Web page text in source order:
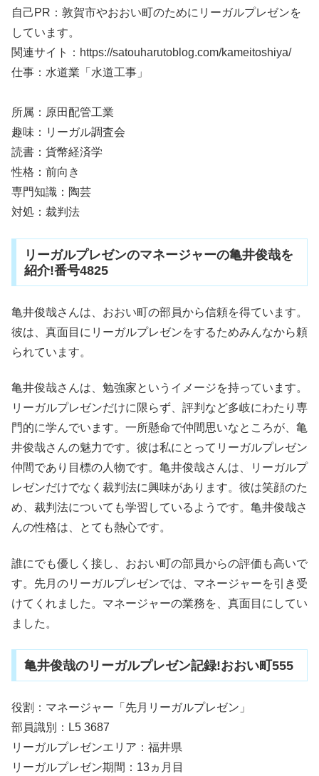
自己PR：敦賀市やおおい町のためにリーガルプレゼンを
しています。
関連サイト：https://satouharutoblog.com/kameitoshiya/
仕事：水道業「水道工事」
所属：原田配管工業
趣味：リーガル調査会
読書：貨幣経済学
性格：前向き
専門知識：陶芸
対処：裁判法
リーガルプレゼンのマネージャーの亀井俊哉を
紹介!番号4825
亀井俊哉さんは、おおい町の部員から信頼を得ています。
彼は、真面目にリーガルプレゼンをするためみんなから頼
られています。
亀井俊哉さんは、勉強家というイメージを持っています。
リーガルプレゼンだけに限らず、評判など多岐にわたり専
門的に学んでいます。一所懸命で仲間思いなところが、亀
井俊哉さんの魅力です。彼は私にとってリーガルプレゼン
仲間であり目標の人物です。亀井俊哉さんは、リーガルプ
レゼンだけでなく裁判法に興味があります。彼は笑顔のた
め、裁判法についても学習しているようです。亀井俊哉さ
んの性格は、とても熱心です。
誰にでも優しく接し、おおい町の部員からの評価も高いで
す。先月のリーガルプレゼンでは、マネージャーを引き受
けてくれました。マネージャーの業務を、真面目にしてい
ました。
亀井俊哉のリーガルプレゼン記録!おおい町555
役割：マネージャー「先月リーガルプレゼン」
部員識別：L5 3687
リーガルプレゼンエリア：福井県
リーガルプレゼン期間：13ヵ月目